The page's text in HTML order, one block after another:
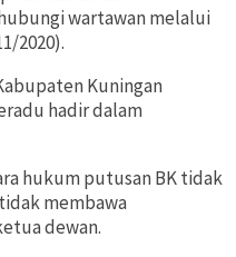
wartawan melalui
2020).
Kuningan
hadir dalam
hukum putusan BK tidak
membawa
dewan.